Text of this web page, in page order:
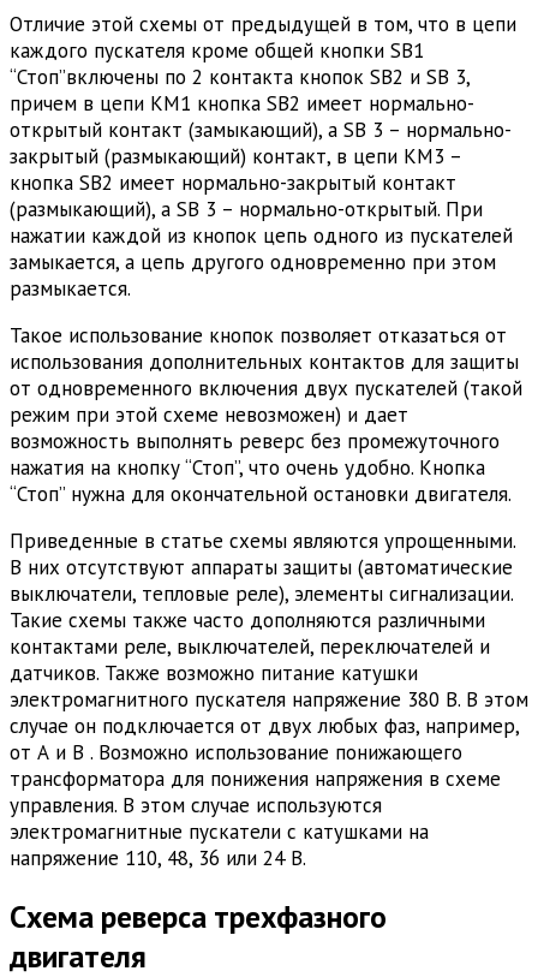
Отличие этой схемы от предыдущей в том, что в цепи
каждого пускателя кроме общей кнопки SB1
“Стоп”включены по 2 контакта кнопок SB2 и SB 3,
причем в цепи КМ1 кнопка SB2 имеет нормально-
открытый контакт (замыкающий), а SB 3 – нормально-
закрытый (размыкающий) контакт, в цепи КМ3 –
кнопка SB2 имеет нормально-закрытый контакт
(размыкающий), а SB 3 – нормально-открытый. При
нажатии каждой из кнопок цепь одного из пускателей
замыкается, а цепь другого одновременно при этом
размыкается.
Такое использование кнопок позволяет отказаться от
использования дополнительных контактов для защиты
от одновременного включения двух пускателей (такой
режим при этой схеме невозможен) и дает
возможность выполнять реверс без промежуточного
нажатия на кнопку “Стоп”, что очень удобно. Кнопка
“Стоп” нужна для окончательной остановки двигателя.
Приведенные в статье схемы являются упрощенными.
В них отсутствуют аппараты защиты (автоматические
выключатели, тепловые реле), элементы сигнализации.
Такие схемы также часто дополняются различными
контактами реле, выключателей, переключателей и
датчиков. Также возможно питание катушки
электромагнитного пускателя напряжение 380 В. В этом
случае он подключается от двух любых фаз, например,
от А и B . Возможно использование понижающего
трансформатора для понижения напряжения в схеме
управления. В этом случае используются
электромагнитные пускатели с катушками на
напряжение 110, 48, 36 или 24 В.
Схема реверса трехфазного
двигателя